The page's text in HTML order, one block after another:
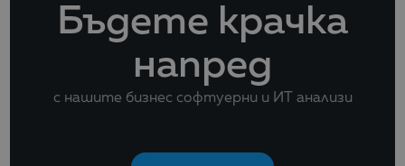
Бъдете крачка
напред
с нашите бизнес софтуерни и ИТ анализи